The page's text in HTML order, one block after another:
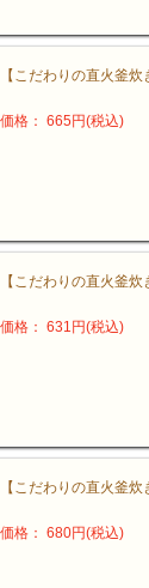
る和食レボ
めの「食」のあ
オリティの高い
います。いまや
る暇などなく、
めとする食物の
うでなければな
来、自然との共
、祭りをおこな
ました。そして
美意識、優しい
きたのです。
く日本の原風景
クラブでは、日
【こだわりの直火釜
価格： 665円(税込)
【こだわりの直火釜
価格： 631円(税込)
【こだわりの直火釜
価格： 680円(税込)